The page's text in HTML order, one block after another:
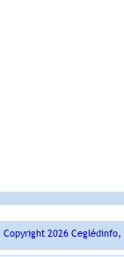
Copyright 2026